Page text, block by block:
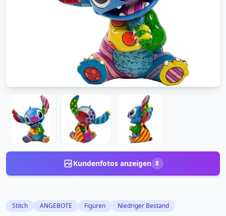
Kundenfotos anzeigen 8
Stitch ANGEBOTE Figuren Niedriger Bestand